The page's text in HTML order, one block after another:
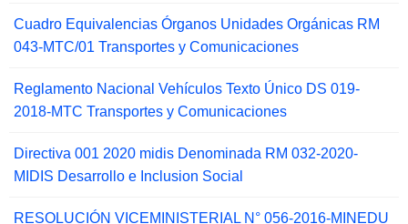
Cuadro Equivalencias Órganos Unidades Orgánicas RM
043-MTC/01 Transportes y Comunicaciones
Reglamento Nacional Vehículos Texto Único DS 019-
2018-MTC Transportes y Comunicaciones
Directiva 001 2020 midis Denominada RM 032-2020-
MIDIS Desarrollo e Inclusion Social
RESOLUCIÓN VICEMINISTERIAL N° 056-2016-MINEDU